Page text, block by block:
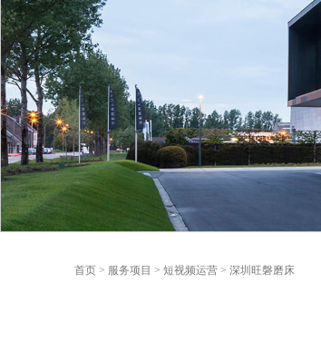
首页 > 服务项目 > 短视频运营 > 深圳旺磐磨床